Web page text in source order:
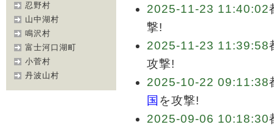
忍野村
山中湖村
鳴沢村
富士河口湖町
小菅村
丹波山村
2025-11-23 11:40:02
撃!
2025-11-23 11:39:58
攻撃!
2025-10-22 09:11:38
国 を攻撃!
2025-09-06 10:18:30